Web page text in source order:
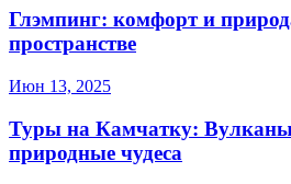
Глэмпинг: комфорт и
пространстве
Июн 13, 2025
Туры на Камчатку:
природные чудеса